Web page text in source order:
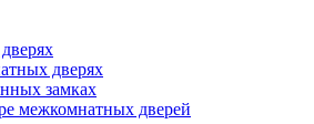
дверях
замках
межкомнатных дверей